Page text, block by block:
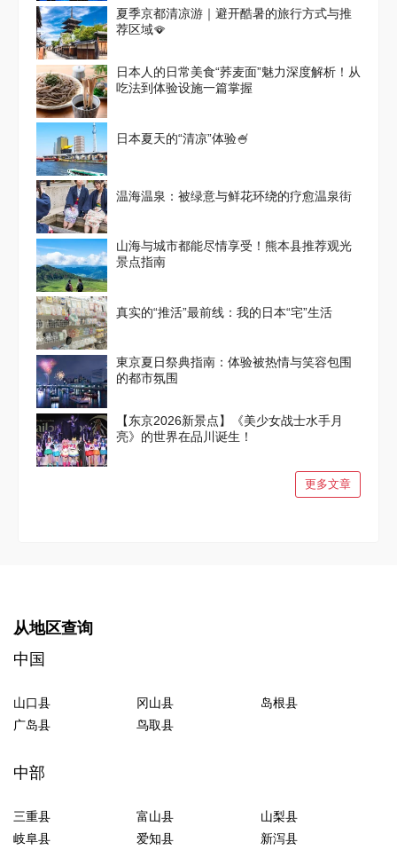
夏季京都清凉游｜避开酷暑的旅行方式与推
荐区域🪭
日本人的日常美食“荞麦面”魅力深度解析！从
吃法到体验设施一篇掌握
日本夏天的“清凉”体验🍧
温海温泉：被绿意与鲜花环绕的疗愈温泉街
山海与城市都能尽情享受！熊本县推荐观光
景点指南
真实的“推活”最前线：我的日本“宅”生活
東京夏日祭典指南：体验被热情与笑容包围
的都市氛围
【东京2026新景点】《美少女战士水手月
亮》的世界在品川诞生！
更多文章
从地区查询
中国
山口县 冈山县
岛根县
广岛县
鸟取县
中部
三重县 富山县
山梨县
岐阜县
爱知县
新泻县